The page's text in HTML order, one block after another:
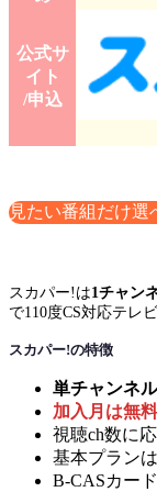
公式サ
イト
/申込
見たい番組だけ選
スカパー!は1チャン
で110度CS対応テレ
スカパー!の特徴
単チャンネ
加入月は無料
視聴ch数に
基本プランは
B-CASカー